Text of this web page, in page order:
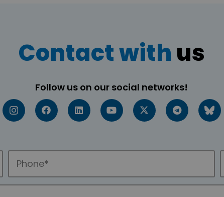
Contact with us
Follow us on our social networks!